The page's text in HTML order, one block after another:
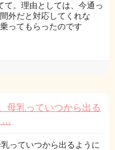
て。理由としては、今通っ
外だと対応してくれな
ってもらったのです
母乳っていつから出る
…
っていつから出るように